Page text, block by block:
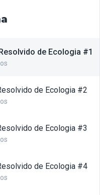
de Ecologia #1
de Ecologia #2
de Ecologia #3
de Ecologia #4